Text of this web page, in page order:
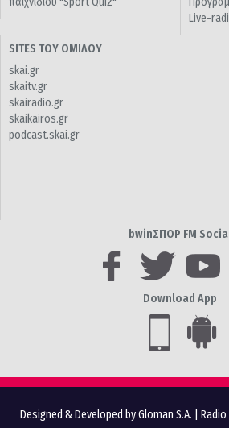
Live-
SITES ΤΟΥ ΟΜΙΛΟΥ
skai.gr
skaitv.gr
skairadio.gr
skaikairos.gr
podcast.skai.gr
bwinΣΠΟΡ FM
Download App
Designed & Developed by Gloman S.A.